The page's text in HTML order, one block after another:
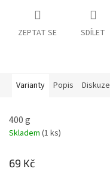
ZEPTAT SE SDÍLET
Varianty Popis Diskuze
400 g
Skladem (1 ks)
69 Kč